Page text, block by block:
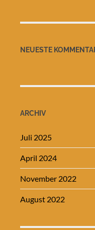
NEUESTE
ARCHIV
Juli 2025
April 2024
November 2022
August 2022